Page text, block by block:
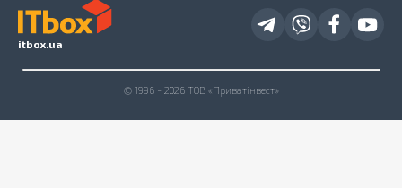
itbox.ua
© 1996 - 2026 ТОВ «Приватінвест»